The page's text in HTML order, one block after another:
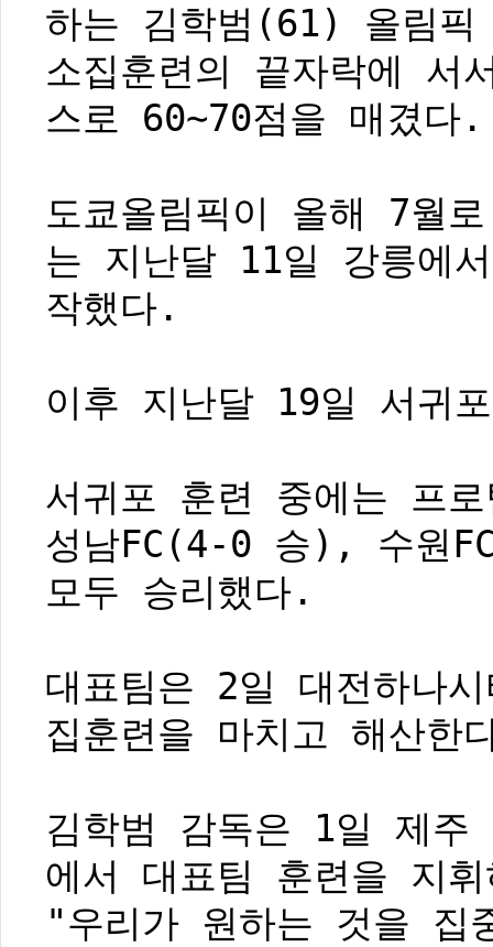
하는 김학범(61) 올림픽
소집훈련의 끝자락에 서
스로 60∼70점을 매겼다.
도쿄올림픽이 올해 7월
는 지난달 11일 강릉에
작했다.
이후 지난달 19일 서귀
서귀포 훈련 중에는 프
성남FC(4-0 승), 수원
모두 승리했다.
대표팀은 2일 대전하나
집훈련을 마치고 해산한
김학범 감독은 1일 제주
에서 대표팀 훈련을 지
"우리가 원하는 것을 집